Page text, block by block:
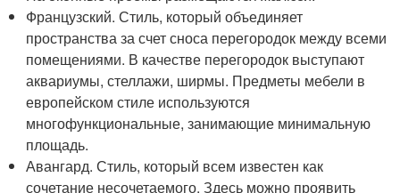
Французский. Стиль, который объединяет
пространства за счет сноса перегородок между всеми
помещениями. В качестве перегородок выступают
аквариумы, стеллажи, ширмы. Предметы мебели в
европейском стиле используются
многофункциональные, занимающие минимальную
площадь.
Авангард. Стиль, который всем известен как
сочетание несочетаемого. Здесь можно проявить